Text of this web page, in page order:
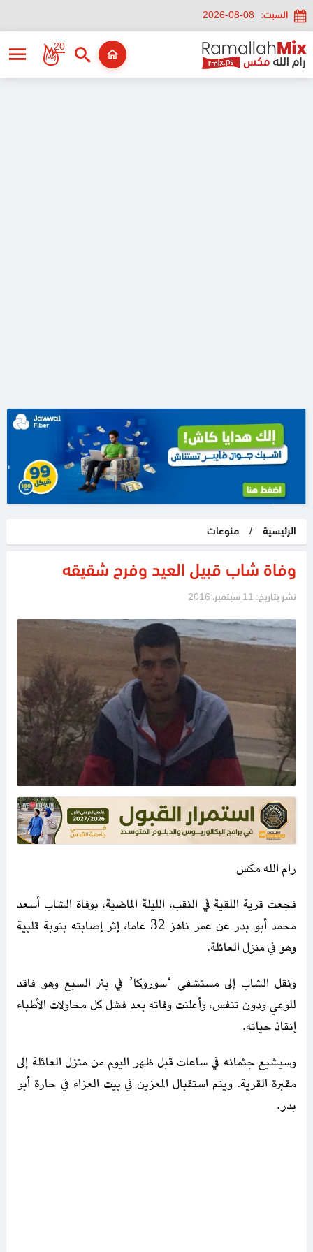
السبت: 2026-08-08
20
الرئيسية / منوعات
وفاة شاب قبيل العيد وفرح شقيقه
نشر بتاريخ: 11 سبتمبر، 2016
رام الله مكس
فجعت قرية اللقية في النقب، الليلة الماضية، بوفاة الشاب أسعد
محمد أبو بدر عن عمر ناهز 32 عاما، إثر إصابته بنوبة قلبية
وهو في منزل العائلة.
ونقل الشاب إلى مستشفى ‘سوروكا’ في بئر السبع وهو فاقد
للوعي ودون تنفس، وأعلنت وفاته بعد فشل كل محاولات الأطباء
إنقاذ حياته.
وسيشيع جثمانه في ساعات قبل ظهر اليوم من منزل العائلة إلى
مقبرة القرية. ويتم استقبال المعزين في بيت العزاء في حارة أبو
بدر.